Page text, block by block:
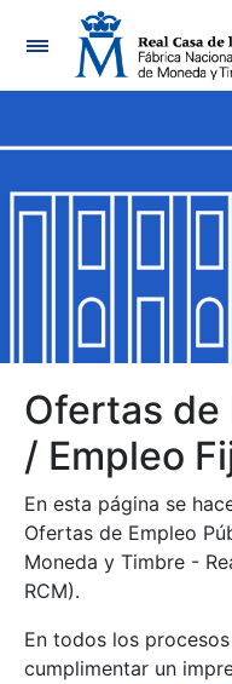
Mostrar/Ocultar
Mostrar/Ocultar
Mostrar/Ocultar
Mostrar/Ocultar
Mostrar/Ocultar
Ofertas de
/ Empleo
En esta página se
Ofertas de Empleo
Moneda y Timbre -
RCM).
En todos los
cumplimentar un